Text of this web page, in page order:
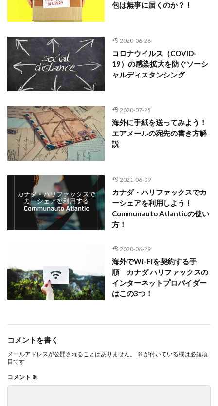
包は無事に届くのか？！
2020-06-28
コロナウイルス（COVID-
19）の感染拡大を防ぐソーシ
ャルディスタンシング
2020-07-25
海外に手紙を送ってみよう！
エアメールの宛先の書き方解
説
2021-06-09
カナダ・ハリファックスでカ
ーシェアを利用しよう！
Communauto Atlanticの使い
方！
2020-06-29
海外でWi-Fiを契約する手
順 カナダ ハリファックスの
インターネットプロバイダー
はこの3つ！
コメントを書く
メールアドレスが公開されることはありません。 ※ が付いている欄は必須項
目です
コメント ※